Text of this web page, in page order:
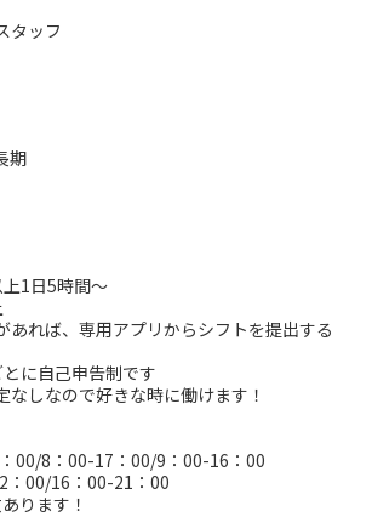
タッフ
期
上1日5時間～
あれば、専用アプリからシフトを提出する
に自己申告制です
しなので好きな時に働けます！
：00/8：00-17：00/9：00-16：00
：00/16：00-21：00
ります！